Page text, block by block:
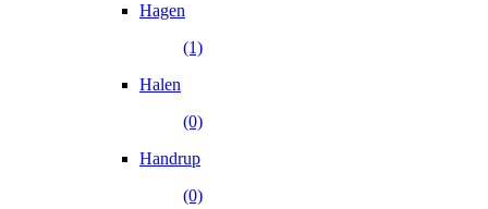
Hagen
(1)
Halen
(0)
Handrup
(0)